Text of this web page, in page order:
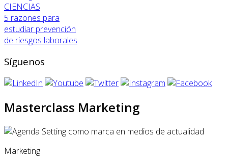
CIENCIAS
5 razones para
estudiar prevención
de riesgos laborales
Síguenos
Masterclass Marketing
Marketing